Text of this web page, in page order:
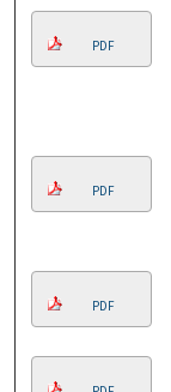
PDF
PDF
PDF